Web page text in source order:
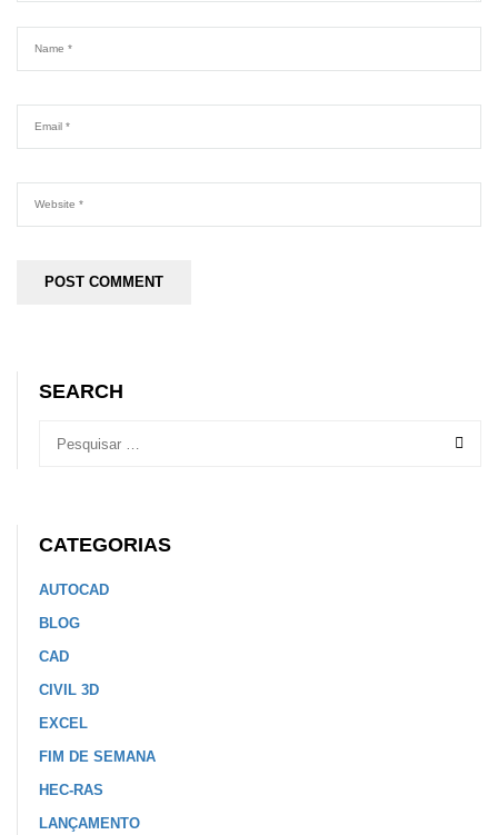
SEARCH
CATEGORIAS
AUTOCAD
BLOG
CAD
CIVIL 3D
EXCEL
FIM DE SEMANA
HEC-RAS
LANÇAMENTO